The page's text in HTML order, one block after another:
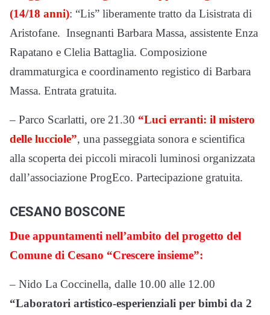
(14/18 anni): “Lis” liberamente tratto da Lisistrata di
Aristofane. Insegnanti Barbara Massa, assistente Enza
Rapatano e Clelia Battaglia. Composizione
drammaturgica e coordinamento registico di Barbara
Massa. Entrata gratuita.
– Parco Scarlatti, ore 21.30 “Luci erranti: il mistero
delle lucciole”, una passeggiata sonora e scientifica
alla scoperta dei piccoli miracoli luminosi organizzata
dall’associazione ProgEco. Partecipazione gratuita.
CESANO BOSCONE
Due appuntamenti nell’ambito del progetto del
Comune di Cesano “Crescere insieme”:
– Nido La Coccinella, dalle 10.00 alle 12.00
“Laboratori artistico-esperienziali per bimbi da 2